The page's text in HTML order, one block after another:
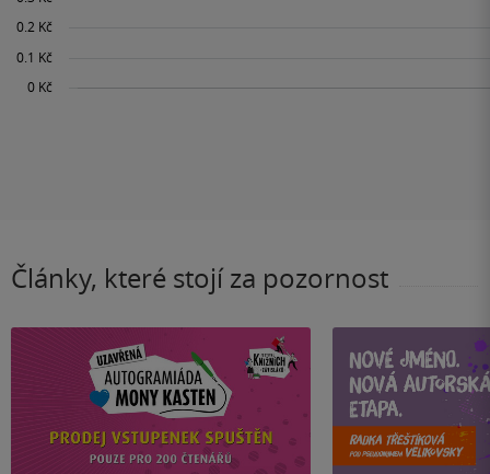
Články, které stojí za pozornost